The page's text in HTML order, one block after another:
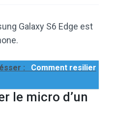
Galaxy S6 Edge est
:
Comment resilier
le micro d’un